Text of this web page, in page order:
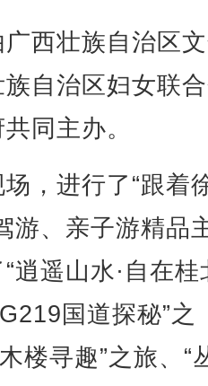
西壮族自治区
自治区妇女联
同主办。
进行了“跟着
、亲子游精品
逍遥山水·自在桂
国道探秘”之
楼寻趣”之旅、“